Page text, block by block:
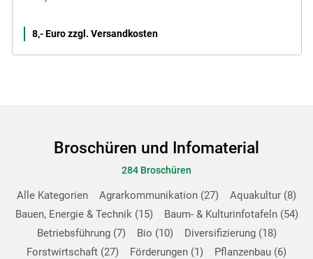
8,- Euro zzgl. Versandkosten
Broschüren und Infomaterial
284 Broschüren
Alle Kategorien Agrarkommunikation 27 Aquakultur 8
Bauen, Energie & Technik 15 Baum- & Kulturinfotafeln 54
Betriebsführung 7 Bio 10 Diversifizierung 18
Forstwirtschaft 27 Förderungen 1 Pflanzenbau 6